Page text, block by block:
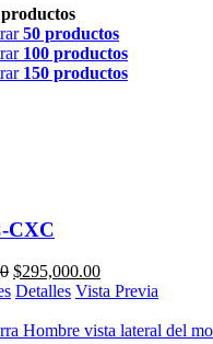
50 productos
100 productos
150 productos
CXC
$295,000.00
Detalles Vista Previa